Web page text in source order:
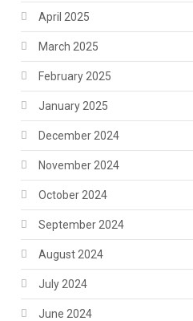
April 2025
March 2025
February 2025
January 2025
December 2024
November 2024
October 2024
September 2024
August 2024
July 2024
June 2024